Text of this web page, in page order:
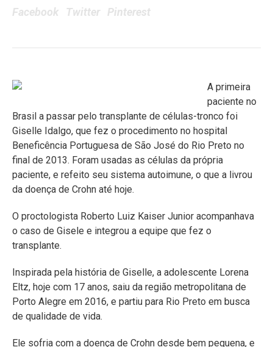
Facebook Twitter Pinterest
A primeira
paciente no
Brasil a passar pelo transplante de células-tronco foi
Giselle Idalgo, que fez o procedimento no hospital
Beneficência Portuguesa de São José do Rio Preto no
final de 2013. Foram usadas as células da própria
paciente, e refeito seu sistema autoimune, o que a livrou
da doença de Crohn até hoje.
O proctologista Roberto Luiz Kaiser Junior acompanhava
o caso de Gisele e integrou a equipe que fez o
transplante.
Inspirada pela história de Giselle, a adolescente Lorena
Eltz, hoje com 17 anos, saiu da região metropolitana de
Porto Alegre em 2016, e partiu para Rio Preto em busca
de qualidade de vida.
Ele sofria com a doença de Crohn desde bem pequena, e